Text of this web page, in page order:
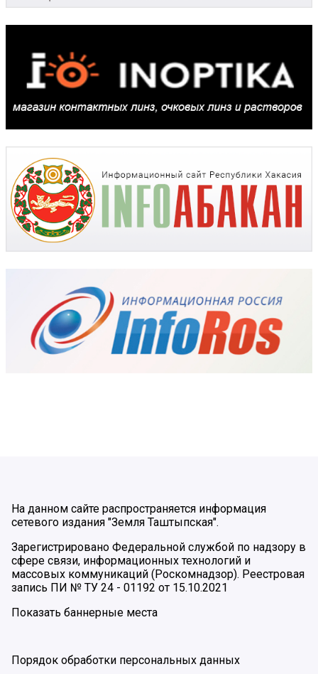
На данном сайте распространяется информация
сетевого издания "Земля Таштыпская".
Зарегистрировано Федеральной службой по надзору в
сфере связи, информационных технологий и
массовых коммуникаций (Роскомнадзор). Реестровая
запись ПИ № ТУ 24 - 01192 от 15.10.2021
Показать баннерные места
Порядок обработки персональных данных